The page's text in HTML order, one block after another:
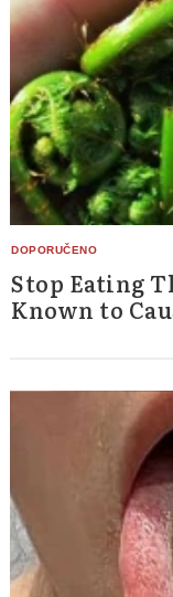
Stop Eating
Known to